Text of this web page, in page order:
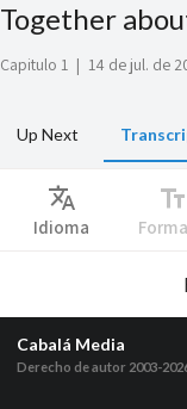
Together
Capitulo 1 | 14 de jul. de
Up Next
Translate
Idioma
text_fields
Cabalá Media
Derecho de autor 2003-